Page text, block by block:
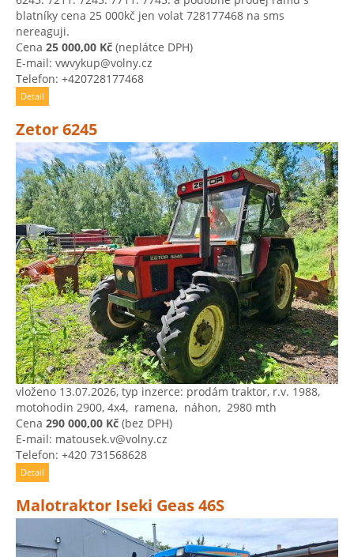
blatníky cena 25 000kč jen volat 728177468 na sms
nereaguji.
Cena 25 000,00 Kč (neplátce DPH)
E-mail: vwvykup@volny.cz
Telefon: +420728177468
Detail
Zetor 6245
vloženo 13.07.2026, typ inzerce: prodám traktor, r.v. 1988,
motohodin 2900, 4x4, ​ ramena, ​ náhon, ​ 2980 mth
Cena 290 000,00 Kč (bez DPH)
E-mail: matousek.v@volny.cz
Telefon: +420 731568628
Detail
Malotraktor Iseki Geas 46S